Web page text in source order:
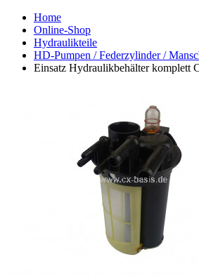
Home
Online-Shop
Hydraulikteile
HD-Pumpen / Federzylinder /
Einsatz Hydraulikbehälter komplett